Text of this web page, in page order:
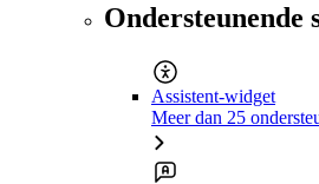
Ondersteunende
Assistent-widget
Meer dan 25